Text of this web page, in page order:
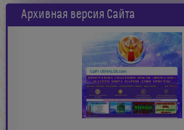
Архивная версия Сайта